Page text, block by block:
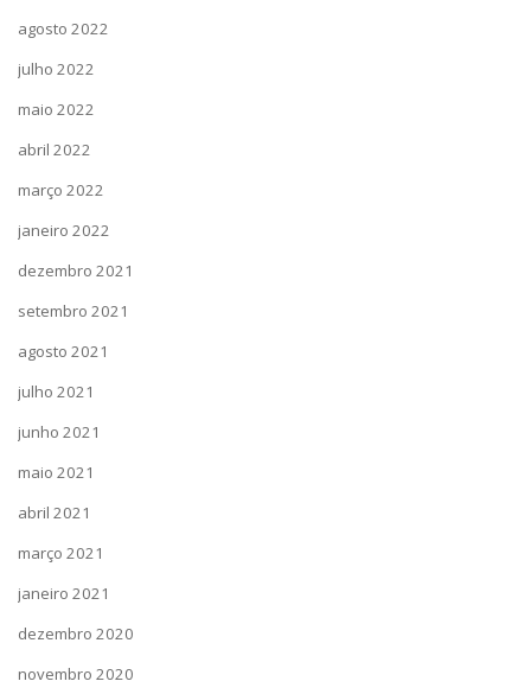
agosto 2022
julho 2022
maio 2022
abril 2022
março 2022
janeiro 2022
dezembro 2021
setembro 2021
agosto 2021
julho 2021
junho 2021
maio 2021
abril 2021
março 2021
janeiro 2021
dezembro 2020
novembro 2020